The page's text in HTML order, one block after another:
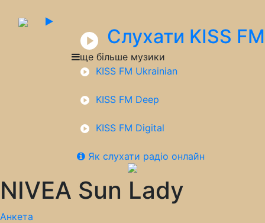
Слухати KISS FM
ще більше музики
KISS FM Ukrainian
KISS FM Deep
KISS FM Digital
Як слухати радіо онлайн
NIVEA Sun Lady
Анкета